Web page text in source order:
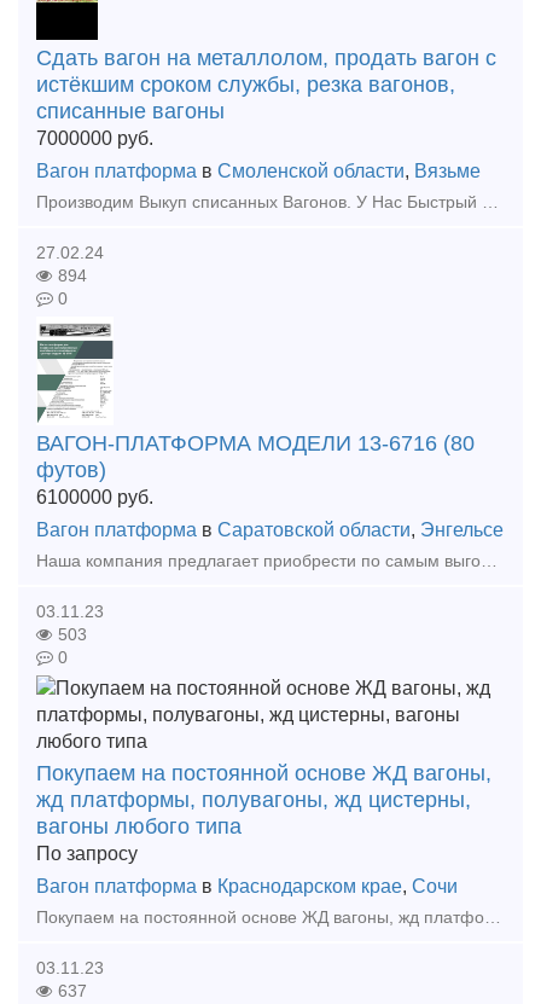
Сдать вагон на металлолом, продать вагон с
истёкшим сроком службы, резка вагонов,
списанные вагоны
7000000 руб.
Вагон платформа в Смоленской области, Вязьме
Производим Выкуп списанных Вагонов. У Нас Быстрый выкуп Вагонов с истёкшим сроком службы. Выкупаем любые жд Вагоны, в независимости от состояния Вагона, расчёт производим любым удобным для Вас с
27.02.24
894
0
ВАГОН-ПЛАТФОРМА МОДЕЛИ 13-6716 (80
футов)
6100000 руб.
Вагон платформа в Саратовской области, Энгельсе
Наша компания предлагает приобрести по самым выгодным ценам для Вас, от производителя, новые вагон-платформы модели 13-6716 с погрузочной длинной 80 футов для перевозки крупнотоннажных контейнеров и к
03.11.23
503
0
Покупаем на постоянной основе ЖД вагоны,
жд платформы, полувагоны, жд цистерны,
вагоны любого типа
По запросу
Вагон платформа в Краснодарском крае, Сочи
Покупаем на постоянной основе ЖД вагоны, жд платформы, полувагоны, жд цистерны, вагоны любого типа под разделку, в любом состоянии, с истекшим сроком службы, вне зависимости от места дислока
03.11.23
637